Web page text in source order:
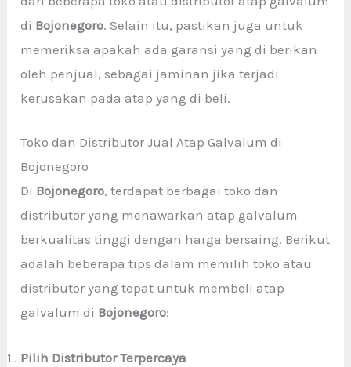
di Bojonegoro. Selain itu, pastikan juga untuk
memeriksa apakah ada garansi yang di berikan
oleh penjual, sebagai jaminan jika terjadi
kerusakan pada atap yang di beli.
Toko dan Distributor Jual Atap Galvalum di
Bojonegoro
Di Bojonegoro, terdapat berbagai toko dan
distributor yang menawarkan atap galvalum
berkualitas tinggi dengan harga bersaing. Berikut
adalah beberapa tips dalam memilih toko atau
distributor yang tepat untuk membeli atap
galvalum di Bojonegoro:
Pilih Distributor Terpercaya